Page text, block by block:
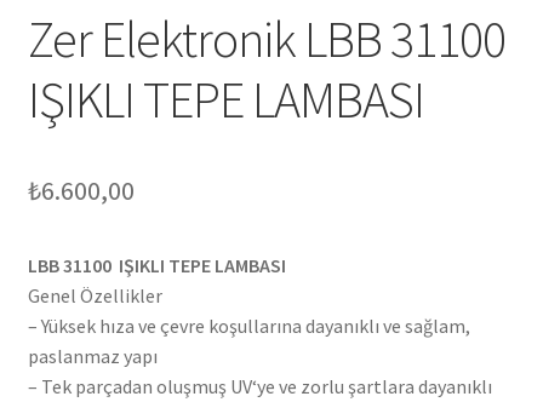
Zer Elektronik LBB 31100
IŞIKLI TEPE LAMBASI
₺6.600,00
LBB 31100 IŞIKLI TEPE LAMBASI
Genel Özellikler
– Yüksek hıza ve çevre koşullarına dayanıklı ve sağlam,
paslanmaz yapı
– Tek parçadan oluşmuş UV‘ye ve zorlu şartlara dayanıklı